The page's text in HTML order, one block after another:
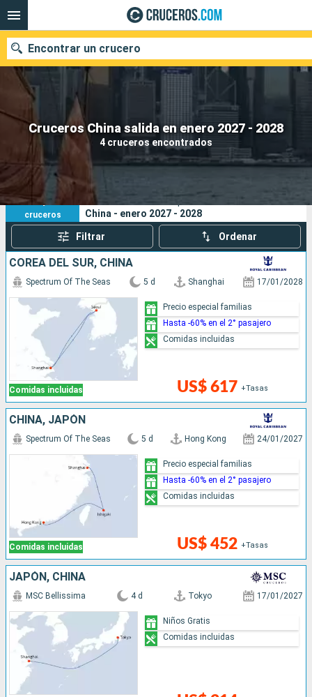
Cruceros China salida en enero 2027 - 2028
4 cruceros encontrados
Encontrar un crucero
Nuestros destinos
Fecha de salida
Buscar
4
cruceros
Sus criterios de búsqueda:
China - enero 2027 - 2028
Filtrar Ordenar
COREA DEL SUR, CHINA
Comidas incluidas
Spectrum Of The Seas 5 d Shanghai 17/01/2028
US$ 617 +Tasas
Precio especial familias
Hasta -60% en el 2° pasajero
Comidas incluidas
CHINA, JAPÓN
Comidas incluidas
Spectrum Of The Seas 5 d Hong Kong 24/01/2027
US$ 452 +Tasas
Precio especial familias
Hasta -60% en el 2° pasajero
Comidas incluidas
JAPÓN, CHINA
MSC Bellissima 4 d Tokyo 17/01/2027
Niños Gratis
Comidas incluidas